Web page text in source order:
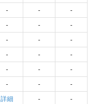
- -
-
- -
-
- -
-
- -
-
- -
-
- -
-
詳細 -
-